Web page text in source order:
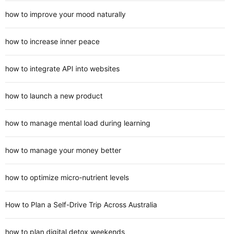
how to improve your mood naturally
how to increase inner peace
how to integrate API into websites
how to launch a new product
how to manage mental load during learning
how to manage your money better
how to optimize micro-nutrient levels
How to Plan a Self-Drive Trip Across Australia
how to plan digital detox weekends